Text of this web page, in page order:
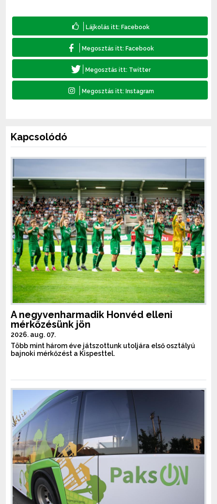
Kapcsolódó
A negyvenharmadik Honvéd elleni
mérkőzésünk jön
2026. aug. 07.
Több mint három éve játszottunk utoljára első osztályú
bajnoki mérkőzést a Kispesttel.